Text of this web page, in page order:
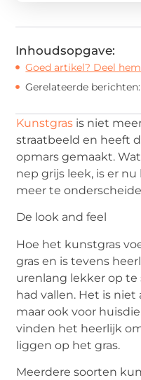
Inhoudsopgave:
Goed artikel? Deel
Gerelateerde berichten:
Kunstgras is niet
straatbeeld en heeft
opmars gemaakt.
nep grijs leek, is er
meer te
De look and feel
Hoe het kunstgras
gras en is tevens
urenlang lekker op
had vallen. Het is
maar ook voor
vinden het heerlijk
liggen op het gras.
Meerdere soorten